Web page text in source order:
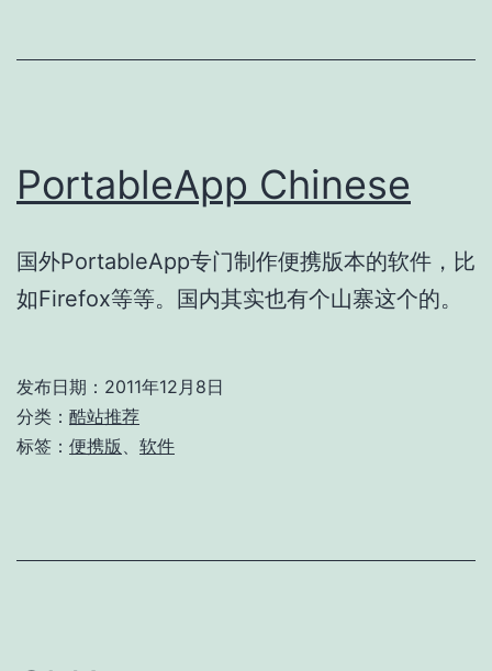
PortableApp Chinese
国外PortableApp专门制作便携版本的软件，比
如Firefox等等。国内其实也有个山寨这个的。
发布日期： 2011年12月8日
分类： 酷站推荐
标签： 便携版 软件